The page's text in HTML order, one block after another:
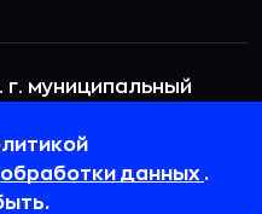
г. муниципальный
обработки данных .